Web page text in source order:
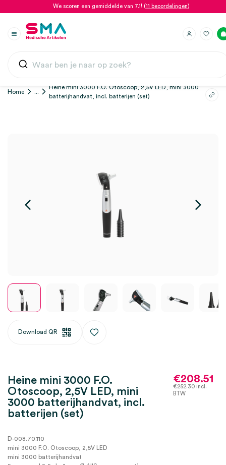
We scoren een gemiddelde van 7.1! (11 beoordelingen)
Home ...
Heine mini 3000 F.O. Otoscoop, 2,5V LED, mini 3000
batterijhandvat, incl. batterijen (set)
Download QR
Heine mini 3000 F.O.
Otoscoop, 2,5V LED, mini
3000 batterijhandvat, incl.
batterijen (set)
€208.51
€252.30incl.
BTW
D-008.70.110
mini 3000 F.O. Otoscoop, 2,5V LED
mini 3000 batterijhandvat